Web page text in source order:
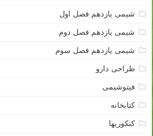
شیمی یازدهم فصل اول
شیمی یازدهم فصل دوم
شیمی یازدهم فصل سوم
طراحی دارو
فیتوشیمی
کتابخانه
کنکوریها